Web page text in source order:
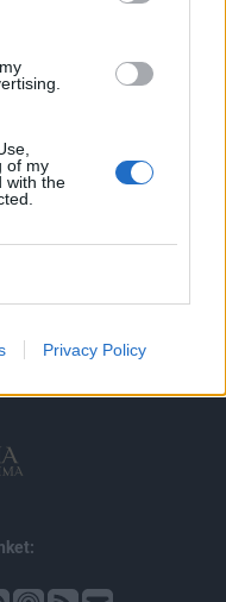
of my
with the
Privacy Policy
médiaajánlat